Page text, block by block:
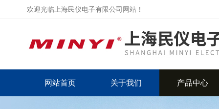
欢迎光临上海民仪电子有限公司网站！
网站首页 关于我们 产品中心